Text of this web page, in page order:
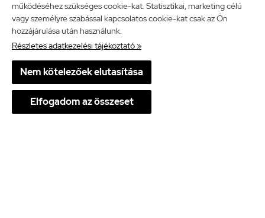
működéséhez szükséges cookie-kat. Statisztikai, marketing célú
vagy személyre szabással kapcsolatos cookie-kat csak az Ön
hozzájárulása után használunk.
Részletes adatkezelési tájékoztató »
Nem kötelezőek elutasítása
Elfogadom az összeset
növekedési fázisban lévő szőrszálat lekezeltünk a
szőrtüsző nem fog újakat termelni.